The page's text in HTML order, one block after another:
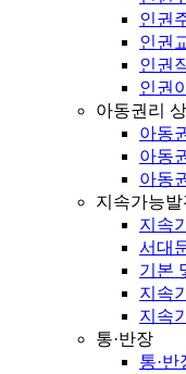
인권
인권
인권
인권
아동권리
아동
아동
아동
지속가능발
지속
서대
기본
지속
지속
통·반장
통·반